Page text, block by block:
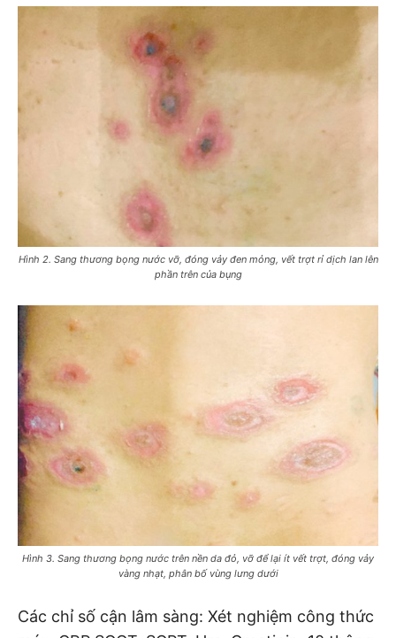
Hình 2. Sang thương bọng nước vỡ, đóng vảy đen mỏng, vết trợt rỉ dịch lan lên
phần trên của bụng
Hình 3. Sang thương bọng nước trên nền da đỏ, vỡ để lại ít vết trợt, đóng vảy
vàng nhạt, phân bố vùng lưng dưới
Các chỉ số cận lâm sàng: Xét nghiệm công thức